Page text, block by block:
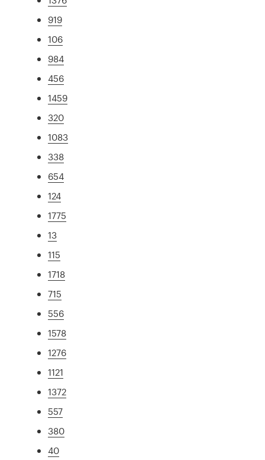
919
106
984
456
1459
320
1083
338
654
124
1775
13
115
1718
715
556
1578
1276
1121
1372
557
380
40